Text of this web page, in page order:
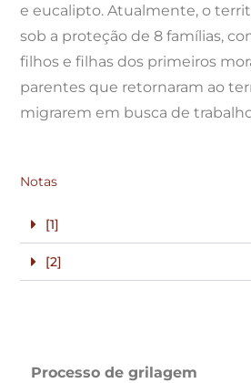
e eucalipto. Atualmente, o
sob a proteção de 8 famílias,
filhos e filhas dos primeiros
parentes que retornaram ao
migrarem em busca de
Notas
[1]
[2]
Processo de grilagem